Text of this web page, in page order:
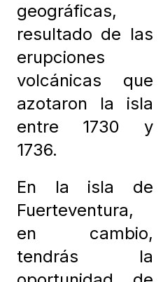
geográficas,
resultado de las
erupciones
volcánicas que
azotaron la isla
entre 1730 y
1736.
En la isla de
Fuerteventura,
en cambio,
tendrás la